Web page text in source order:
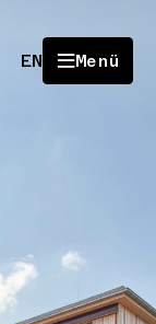
EN Menü